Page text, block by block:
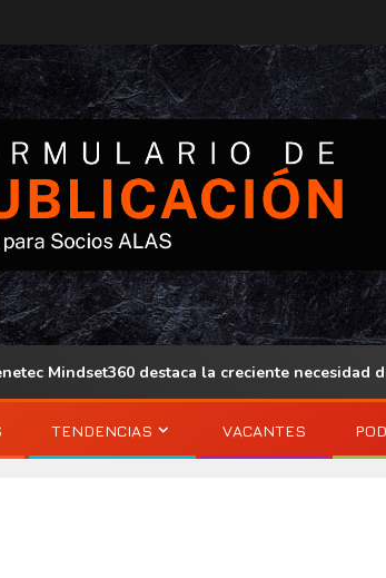
Mindset360 destaca la creciente necesidad de
TENDENCIAS VACANTES